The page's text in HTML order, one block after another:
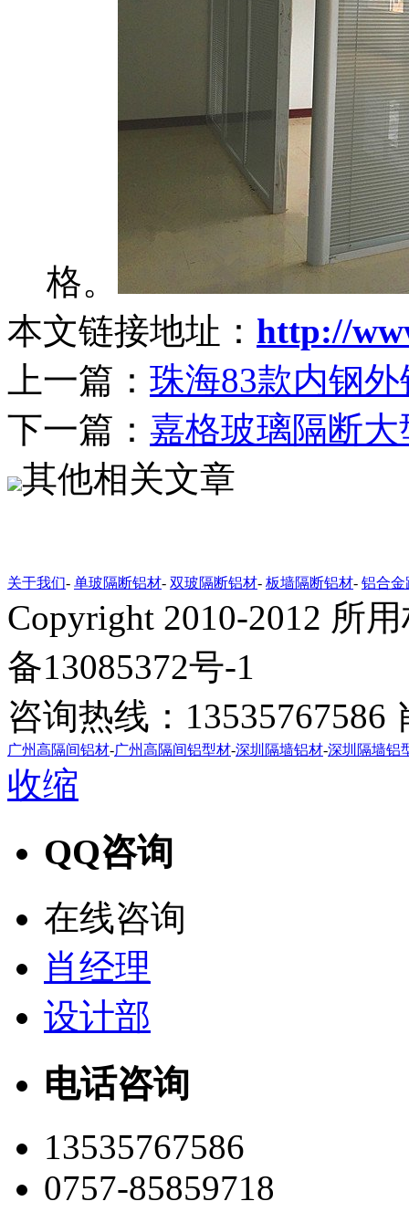
格。
本文链接地址： http://
上一篇： 珠海83款内钢
下一篇： 嘉格玻璃隔断
其他相关文章
关于我们- 单玻隔断铝材- 双玻隔断铝材- 板墙隔断铝材- 铝合金
Copyright 2010-2012 所
备13085372号-1
咨询热线：13535767586
广州高隔间铝材-广州高隔间铝型材-深圳隔墙铝材-深圳隔墙铝
收缩
QQ咨询
在线咨询
肖经理
设计部
电话咨询
13535767586
0757-85859718